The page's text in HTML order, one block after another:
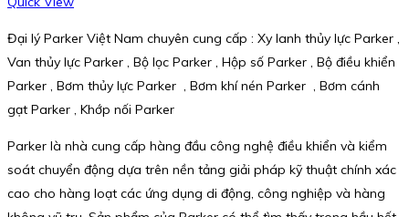
Đại lý Parker Việt Nam chuyên cung cấp : Xy lanh thủy lực Parker ,
Van thủy lực Parker , Bộ lọc Parker , Hộp số Parker , Bộ điều khiển
Parker , Bơm thủy lực Parker , Bơm khí nén Parker , Bơm cánh
gạt Parker , Khớp nối Parker
Parker là nhà cung cấp hàng đầu công nghệ điều khiển và kiểm
soát chuyển động dựa trên nền tảng giải pháp kỹ thuật chính xác
cao cho hàng loạt các ứng dụng di động, công nghiệp và hàng